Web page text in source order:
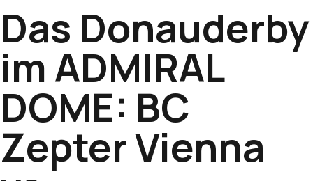
Das Donauderby
im ADMIRAL
DOME: BC
Zepter Vienna